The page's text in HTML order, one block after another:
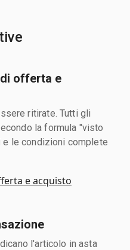
offerta e
ritirate. Tutti gli
la formula "visto
e le condizioni complete
e acquisto
l'articolo in asta